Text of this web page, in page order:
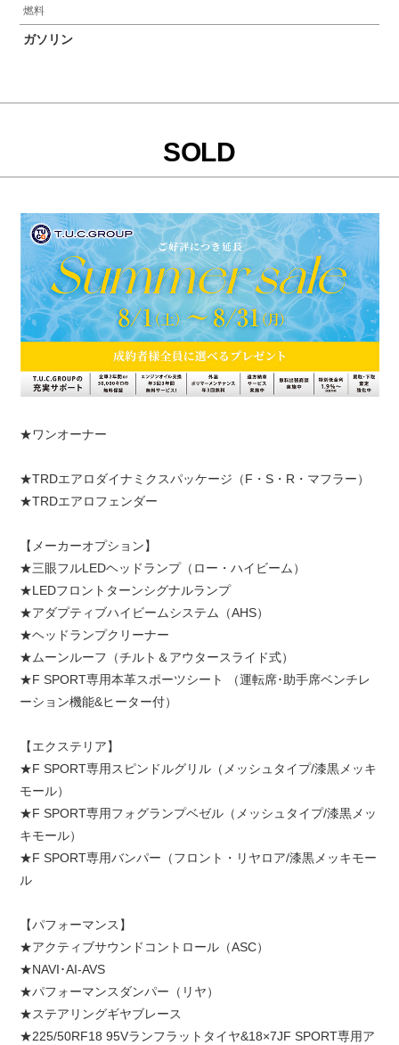
燃料
ガソリン
SOLD
★ワンオーナー
★TRDエアロダイナミクスパッケージ（F・S・R・マフラー）
★TRDエアロフェンダー
【メーカーオプション】
★三眼フルLEDヘッドランプ（ロー・ハイビーム）
★LEDフロントターンシグナルランプ
★アダプティブハイビームシステム（AHS）
★ヘッドランプクリーナー
★ムーンルーフ（チルト＆アウタースライド式）
★F SPORT専用本革スポーツシート （運転席･助手席ベンチレ
ーション機能&ヒーター付）
【エクステリア】
★F SPORT専用スピンドルグリル（メッシュタイプ/漆黒メッキ
モール）
★F SPORT専用フォグランプベゼル（メッシュタイプ/漆黒メッ
キモール）
★F SPORT専用バンパー（フロント・リヤロア/漆黒メッキモー
ル
【パフォーマンス】
★アクティブサウンドコントロール（ASC）
★NAVI･AI-AVS
★パフォーマンスダンパー（リヤ）
★ステアリングギヤブレース
★225/50RF18 95Vランフラットタイヤ&18×7JF SPORT専用ア